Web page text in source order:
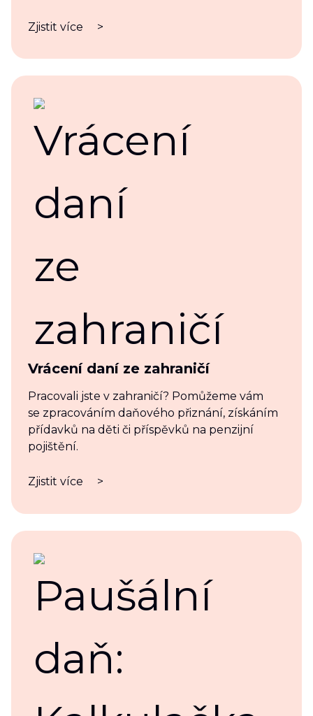
Zjistit více >
Vrácení daní ze zahraničí
Pracovali jste v zahraničí? Pomůžeme vám
se zpracováním daňového přiznání, získáním
přídavků na děti či příspěvků na penzijní
pojištění.
Zjistit více >